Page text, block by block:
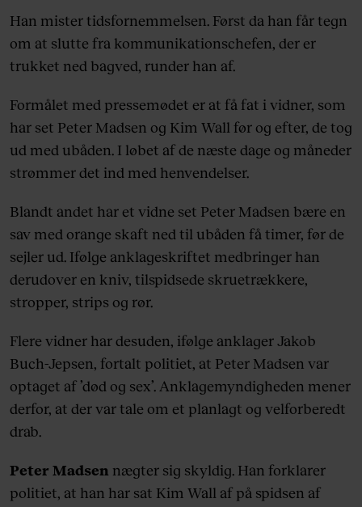
Han mister tidsfornemmelsen. Først da han får tegn
om at slutte fra kommunikationschefen, der er
trukket ned bagved, runder han af.
Formålet med pressemødet er at få fat i vidner, som
har set Peter Madsen og Kim Wall før og efter, de tog
ud med ubåden. I løbet af de næste dage og måneder
strømmer det ind med henvendelser.
Blandt andet har et vidne set Peter Madsen bære en
sav med orange skaft ned til ubåden få timer, før de
sejler ud. Ifølge anklageskriftet medbringer han
derudover en kniv, tilspidsede skruetrækkere,
stropper, strips og rør.
Flere vidner har desuden, ifølge anklager Jakob
Buch-Jepsen, fortalt politiet, at Peter Madsen var
optaget af ’død og sex’. Anklagemyndigheden mener
derfor, at der var tale om et planlagt og velforberedt
drab.
Peter Madsen nægter sig skyldig. Han forklarer
politiet, at han har sat Kim Wall af på spidsen af